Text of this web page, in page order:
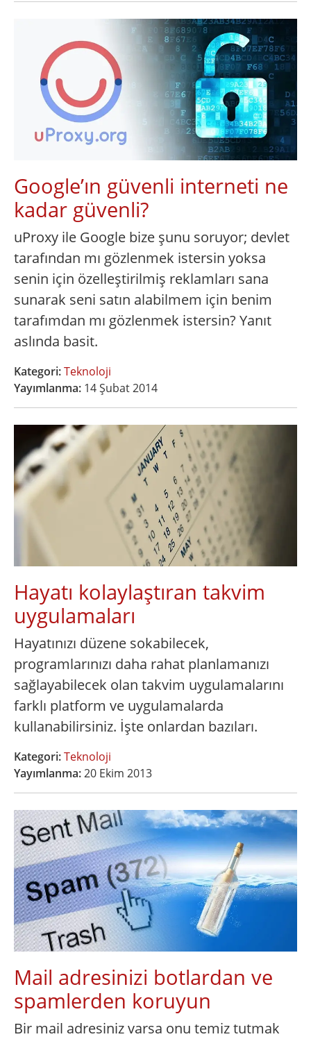
Google’ın güvenli interneti ne
kadar güvenli?
uProxy ile Google bize şunu soruyor; devlet
tarafından mı gözlenmek istersin yoksa
senin için özelleştirilmiş reklamları sana
sunarak seni satın alabilmem için benim
tarafımdan mı gözlenmek istersin? Yanıt
aslında basit.
Kategori:Teknoloji
Yayımlanma: 14 Şubat 2014
Hayatı kolaylaştıran takvim
uygulamaları
Hayatınızı düzene sokabilecek,
programlarınızı daha rahat planlamanızı
sağlayabilecek olan takvim uygulamalarını
farklı platform ve uygulamalarda
kullanabilirsiniz. İşte onlardan bazıları.
Kategori:Teknoloji
Yayımlanma:20 Ekim 2013
Mail adresinizi botlardan ve
spamlerden koruyun
Bir mail adresiniz varsa onu temiz tutmak